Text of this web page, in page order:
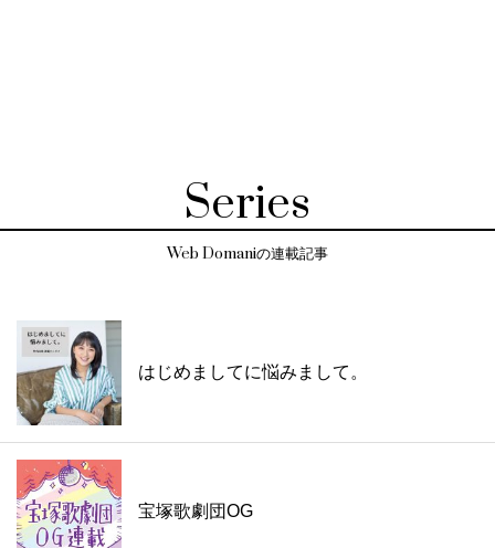
Series
Web Domaniの連載記事
はじめましてに悩みまして。
宝塚歌劇団OG